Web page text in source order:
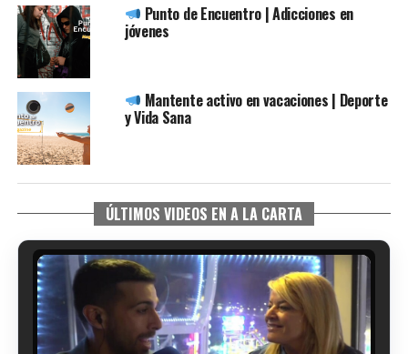
Punto de Encuentro | Adicciones en
jóvenes
Mantente activo en vacaciones | Deporte
y Vida Sana
ÚLTIMOS VIDEOS EN A LA CARTA